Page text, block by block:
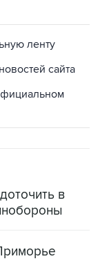
ленту
сайта
в